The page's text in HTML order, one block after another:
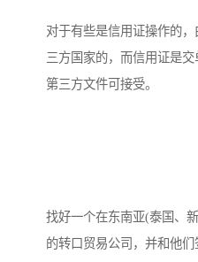
对于有些是信用证操作的
三方国家的，而信用证是
第三方文件可接受。
找好一个在东南亚(泰国、
的转口贸易公司，并和他